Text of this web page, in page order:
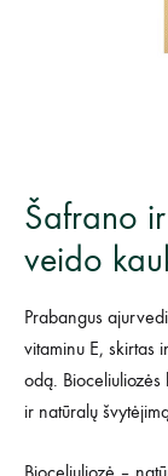
Šafrano
veido
Prabangus
vitaminu E, skirtas
odą.
ir natūralų